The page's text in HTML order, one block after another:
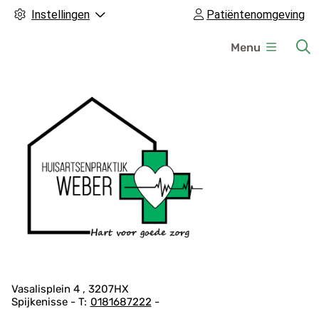
Instellingen Patiëntenomgeving
Menu
A
d
Vasalisplein 4
3207HX
Spijkenisse
0181687222